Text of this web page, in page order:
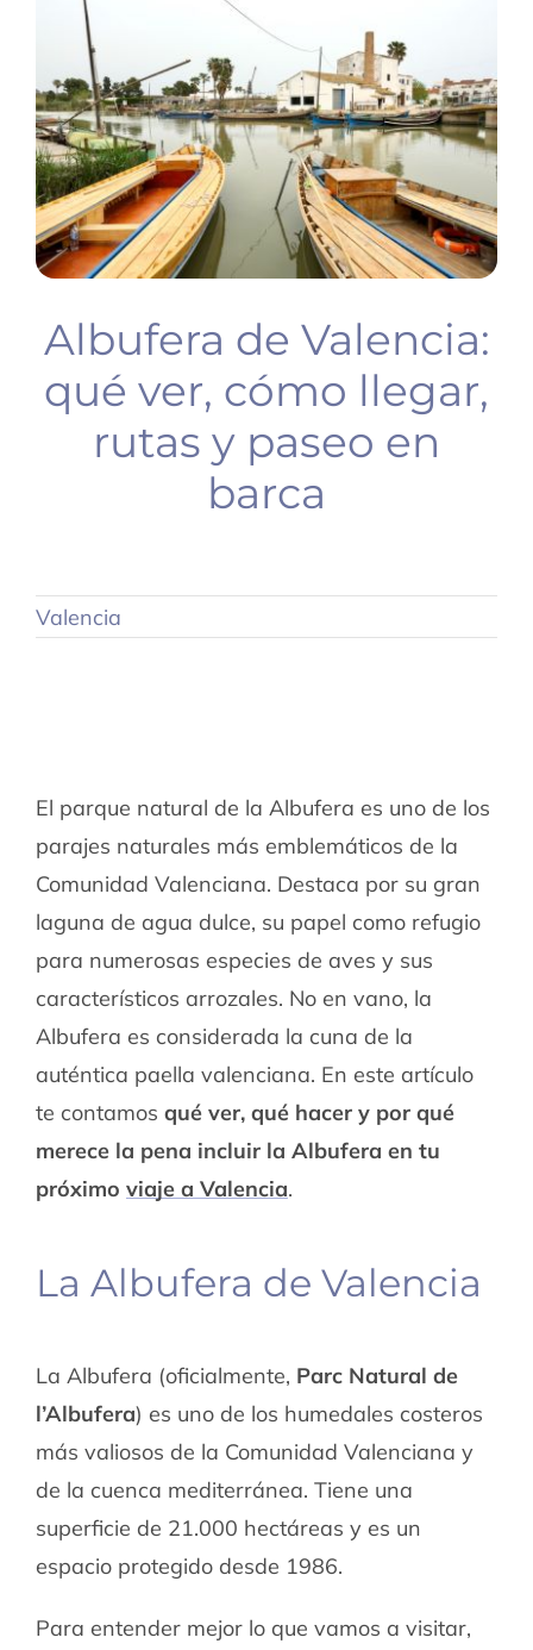
BUCEO
PLANIFICA TU VIAJE
Albufera de Valencia:
qué ver, cómo llegar,
rutas y paseo en
barca
Valencia
El parque natural de la Albufera es uno de los
parajes naturales más emblemáticos de la
Comunidad Valenciana. Destaca por su gran
laguna de agua dulce, su papel como refugio
para numerosas especies de aves y sus
característicos arrozales. No en vano, la
Albufera es considerada la cuna de la
auténtica paella valenciana. En este artículo
te contamos qué ver, qué hacer y por qué
merece la pena incluir la Albufera en tu
próximo viaje a Valencia.
La Albufera de Valencia
La Albufera (oficialmente, Parc Natural de
l’Albufera) es uno de los humedales costeros
más valiosos de la Comunidad Valenciana y
de la cuenca mediterránea. Tiene una
superficie de 21.000 hectáreas y es un
espacio protegido desde 1986.
Para entender mejor lo que vamos a visitar,